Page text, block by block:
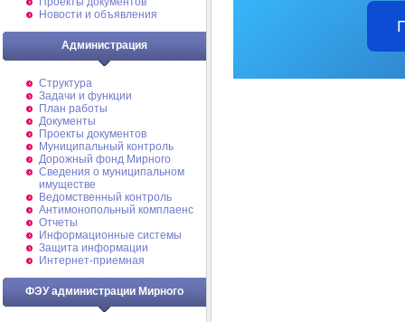
Новости и объявления
Администрация
Структура
Задачи и функции
План работы
Документы
Проекты документов
Муниципальный контроль
Дорожный фонд Мирного
Cведения о муниципальном
имуществе
Ведомственный контроль
Антимонопольный комплаенс
Отчеты
Информационные системы
Защита информации
Интернет-приемная
ФЭУ администрации Мирного